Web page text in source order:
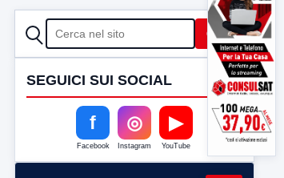
CERCA Cerca
SEGUICI SUI SOCIAL
f
Facebook
◎
Instagram
▶
YouTube